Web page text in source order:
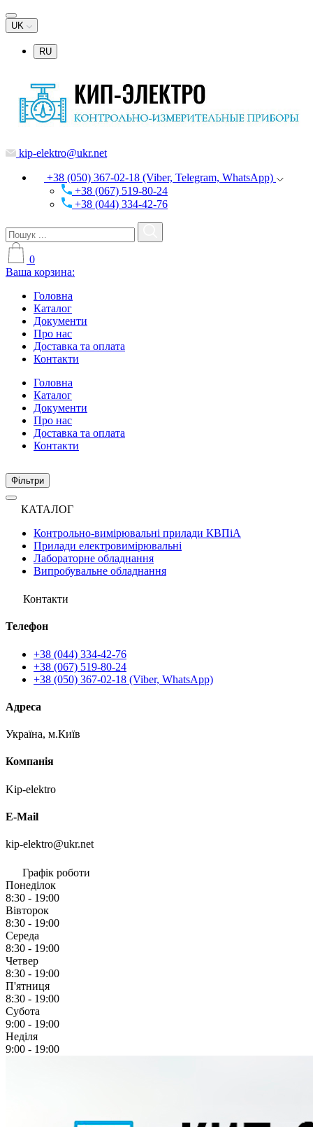
UK
RU
kip-elektro@ukr.net
+38 (050) 367-02-18 (Viber, Telegram, WhatsApp)
+38 (067) 519-80-24
+38 (044) 334-42-76
0
Ваша корзина:
Головна
Каталог
Документи
Про нас
Доставка та оплата
Контакти
Головна
Каталог
Документи
Про нас
Доставка та оплата
Контакти
Фiльтри
КАТАЛОГ
Контрольно-вимірювальні прилади КВПіА
Прилади електровимірювальні
Лабораторне обладнання
Випробувальне обладнання
Контакти
Телефон
+38 (044) 334-42-76
+38 (067) 519-80-24
+38 (050) 367-02-18 (Viber, WhatsApp)
Адреса
Україна, м.Київ
Компанія
Kip-elektro
E-Mail
kip-elektro@ukr.net
Графік роботи
Понеділок
8:30 - 19:00
Вівторок
8:30 - 19:00
Середа
8:30 - 19:00
Четвер
8:30 - 19:00
П'ятниця
8:30 - 19:00
Субота
9:00 - 19:00
Неділя
9:00 - 19:00